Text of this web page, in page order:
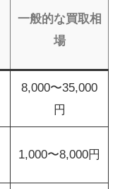
一般的な買取相
場
8,000〜35,000
円
1,000〜8,000円